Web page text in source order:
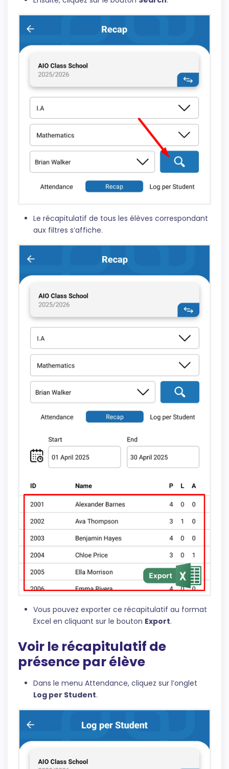
Le récapitulatif de tous les élèves correspondant
aux filtres s’affiche.
Vous pouvez exporter ce récapitulatif au format
Excel en cliquant sur le bouton Export.
Voir le récapitulatif de
présence par élève
Dans le menu Attendance, cliquez sur l’onglet
Log per Student.